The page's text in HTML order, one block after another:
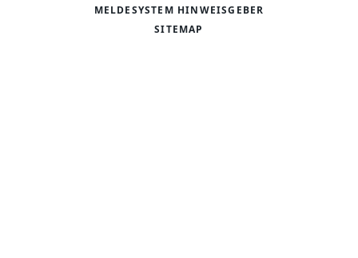
MELDESYSTEM HINWEISGEBER
SITEMAP